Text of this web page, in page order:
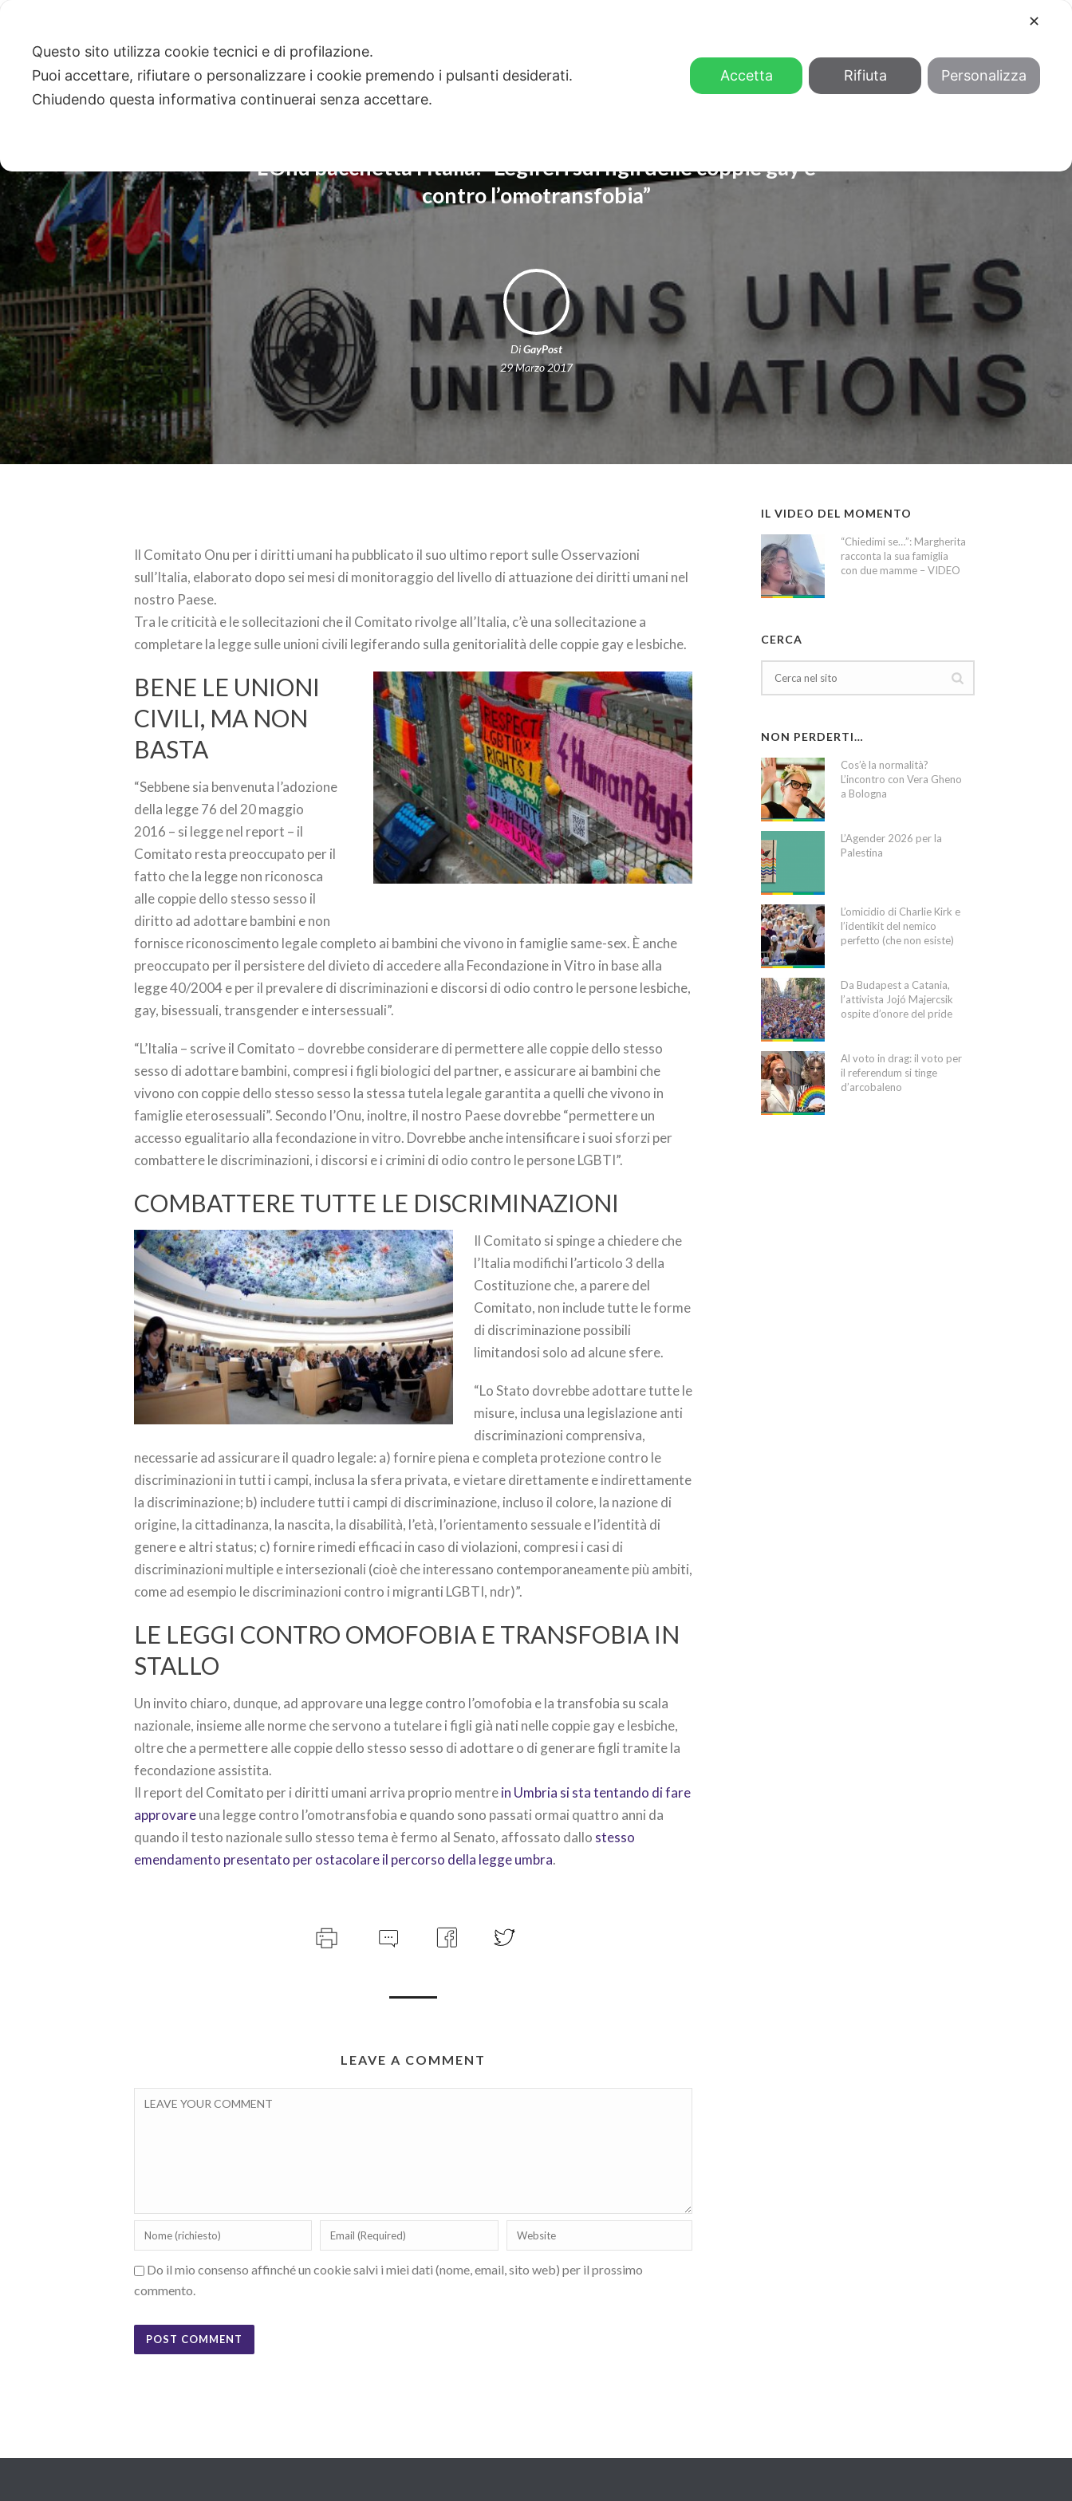
L’Onu bacchetta l’Italia: “Legiferi sui figli delle coppie gay e
contro l’omotransfobia”
DiGayPost
29 Marzo 2017
Il Comitato Onu per i diritti umani ha pubblicato il suo ultimo report sulle Osservazioni
sull’Italia, elaborato dopo sei mesi di monitoraggio del livello di attuazione dei diritti umani nel
nostro Paese.
Tra le criticità e le sollecitazioni che il Comitato rivolge all’Italia, c’è una sollecitazione a
completare la legge sulle unioni civili legiferando sulla genitorialità delle coppie gay e lesbiche.
BENE LE UNIONI
CIVILI, MA NON
BASTA
“Sebbene sia benvenuta l’adozione
della legge 76 del 20 maggio
2016 – si legge nel report – il
Comitato resta preoccupato per il
fatto che la legge non riconosca
alle coppie dello stesso sesso il
diritto ad adottare bambini e non
fornisce riconoscimento legale completo ai bambini che vivono in famiglie same-sex. È anche
preoccupato per il persistere del divieto di accedere alla Fecondazione in Vitro in base alla
legge 40/2004 e per il prevalere di discriminazioni e discorsi di odio contro le persone lesbiche,
gay, bisessuali, transgender e intersessuali”.
“L’Italia – scrive il Comitato – dovrebbe considerare di permettere alle coppie dello stesso
sesso di adottare bambini, compresi i figli biologici del partner, e assicurare ai bambini che
vivono con coppie dello stesso sesso la stessa tutela legale garantita a quelli che vivono in
famiglie eterosessuali”. Secondo l’Onu, inoltre, il nostro Paese dovrebbe “permettere un
accesso egualitario alla fecondazione in vitro. Dovrebbe anche intensificare i suoi sforzi per
combattere le discriminazioni, i discorsi e i crimini di odio contro le persone LGBTI”.
COMBATTERE TUTTE LE DISCRIMINAZIONI
Il Comitato si spinge a chiedere che
l’Italia modifichi l’articolo 3 della
Costituzione che, a parere del
Comitato, non include tutte le forme
di discriminazione possibili
limitandosi solo ad alcune sfere.
“Lo Stato dovrebbe adottare tutte le
misure, inclusa una legislazione anti
discriminazioni comprensiva,
necessarie ad assicurare il quadro legale: a) fornire piena e completa protezione contro le
discriminazioni in tutti i campi, inclusa la sfera privata, e vietare direttamente e indirettamente
la discriminazione; b) includere tutti i campi di discriminazione, incluso il colore, la nazione di
origine, la cittadinanza, la nascita, la disabilità, l’età, l’orientamento sessuale e l’identità di
genere e altri status; c) fornire rimedi efficaci in caso di violazioni, compresi i casi di
discriminazioni multiple e intersezionali (cioè che interessano contemporaneamente più ambiti,
come ad esempio le discriminazioni contro i migranti LGBTI, ndr)”.
LE LEGGI CONTRO OMOFOBIA E TRANSFOBIA IN
STALLO
Un invito chiaro, dunque, ad approvare una legge contro l’omofobia e la transfobia su scala
nazionale, insieme alle norme che servono a tutelare i figli già nati nelle coppie gay e lesbiche,
oltre che a permettere alle coppie dello stesso sesso di adottare o di generare figli tramite la
fecondazione assistita.
Il report del Comitato per i diritti umani arriva proprio mentrein Umbria si sta tentando di fare
approvareuna legge contro l’omotransfobia e quando sono passati ormai quattro anni da
quando il testo nazionale sullo stesso tema è fermo al Senato, affossato dallo stesso
emendamento presentato per ostacolare il percorso della legge umbra.
LEAVE A COMMENT
Do il mio consenso affinché un cookie salvi i miei dati (nome, email, sito web) per il prossimo
commento.
IL VIDEO DEL MOMENTO
“Chiedimi se…”: Margherita
racconta la sua famiglia
con due mamme – VIDEO
CERCA
NON PERDERTI…
Cos’è la normalità?
L’incontro con Vera Gheno
a Bologna
L’Agender 2026 per la
Palestina
L’omicidio di Charlie Kirk e
l’identikit del nemico
perfetto (che non esiste)
Da Budapest a Catania,
l’attivista Jojó Majercsik
ospite d’onore del pride
Al voto in drag: il voto per
il referendum si tinge
d’arcobaleno
✕
Questo sito utilizza cookie tecnici e di profilazione.
Puoi accettare, rifiutare o personalizzare i cookie premendo i pulsanti desiderati.
Chiudendo questa informativa continuerai senza accettare.
Accetta Rifiuta Personalizza